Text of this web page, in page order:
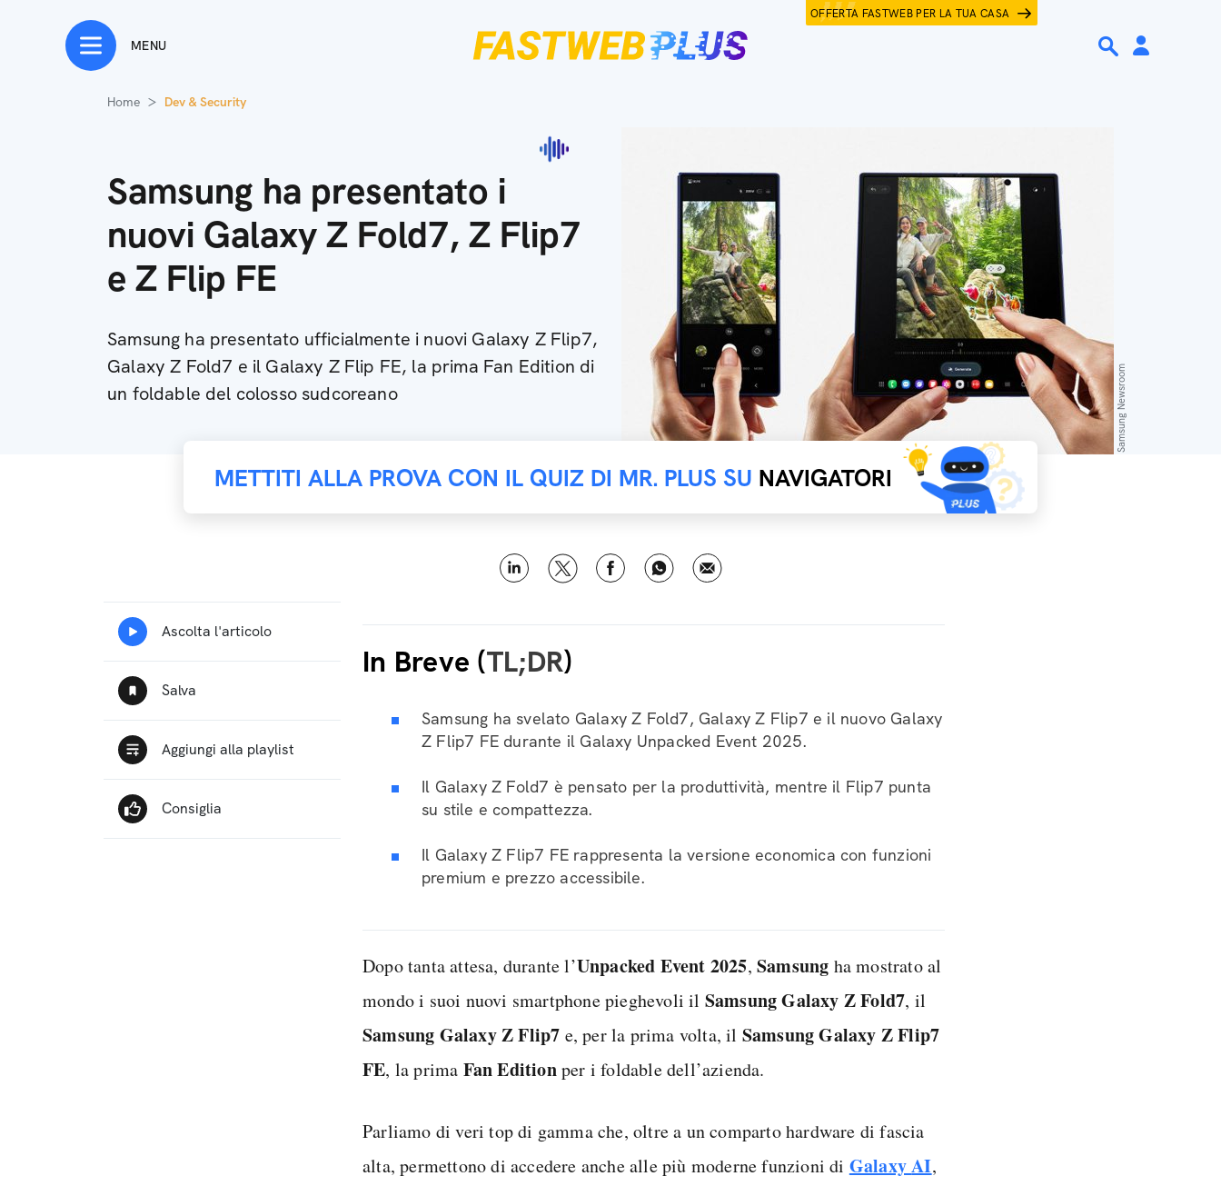
OFFERTA FASTWEB PER LA TUA CASA
MENU
Home Dev & Security
Samsung ha presentato i
nuovi Galaxy Z Fold7, Z Flip7
e Z Flip FE
Samsung ha presentato ufficialmente i nuovi Galaxy Z Flip7,
Galaxy Z Fold7 e il Galaxy Z Flip FE, la prima Fan Edition di
un foldable del colosso sudcoreano
Samsung Newsroom
METTITI ALLA PROVA CON IL QUIZ DI MR. PLUS SU NAVIGATORI
In Breve (TL;DR)
Samsung ha svelato Galaxy Z Fold7, Galaxy Z Flip7 e il nuovo Galaxy
Z Flip7 FE durante il Galaxy Unpacked Event 2025.
Il Galaxy Z Fold7 è pensato per la produttività, mentre il Flip7 punta
su stile e compattezza.
Il Galaxy Z Flip7 FE rappresenta la versione economica con funzioni
premium e prezzo accessibile.
Dopo tanta attesa, durante l’Unpacked Event 2025,Samsung ha mostrato al
mondo i suoi nuovi smartphone pieghevoli il Samsung Galaxy Z Fold7, il
Samsung Galaxy Z Flip7 e, per la prima volta, il Samsung Galaxy Z Flip7
FE, la prima Fan Editionper i foldable dell’azienda.
Parliamo di veri top di gamma che, oltre a un comparto hardware di fascia
alta, permettono di accedere anche alle più moderne funzioni di GalaxyAI,